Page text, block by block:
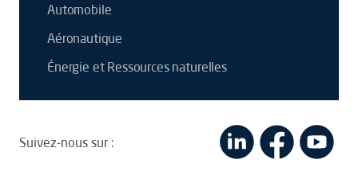
Automobile
Aéronautique
Énergie et Ressources naturelles
Suivez-nous sur :